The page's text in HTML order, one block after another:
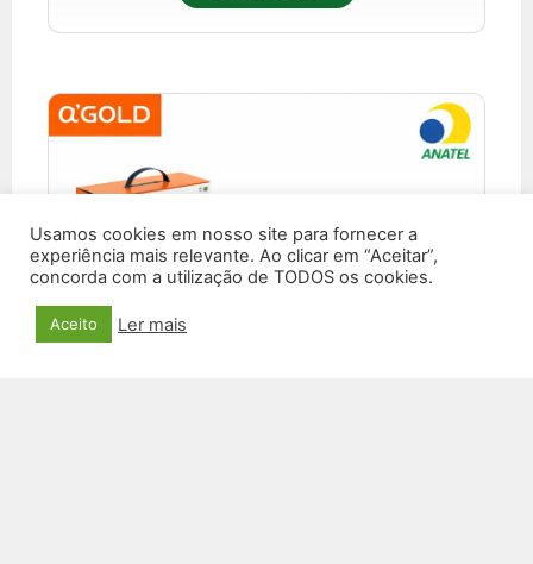
Usamos cookies em nosso site para fornecer a
experiência mais relevante. Ao clicar em “Aceitar”,
concorda com a utilização de TODOS os cookies.
Aceito Ler mais